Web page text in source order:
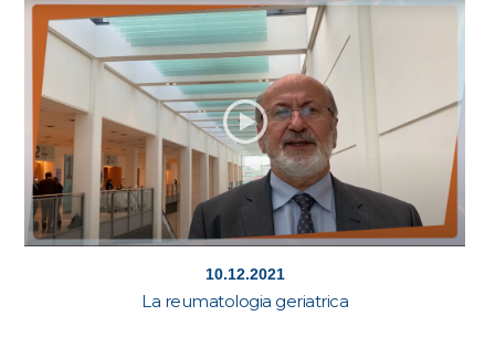
10.12.2021
La reumatologia geriatrica